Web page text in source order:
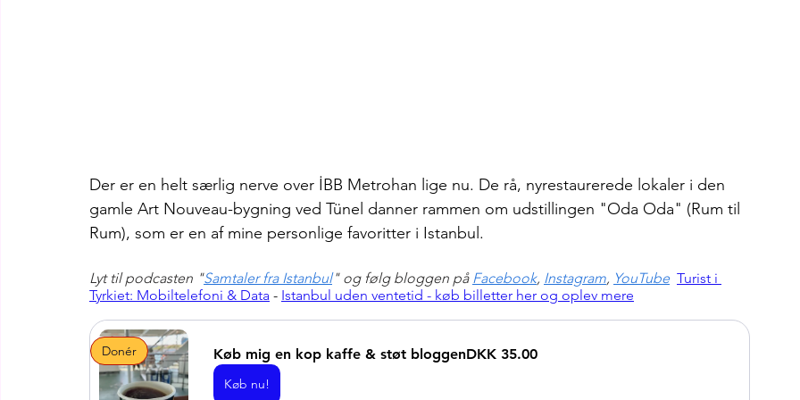
Der er en helt særlig nerve over İBB Metrohan lige nu. De rå, nyrestaurerede lokaler i den
gamle Art Nouveau-bygning ved Tünel danner rammen om udstillingen "Oda Oda" (Rum til
Rum), som er en af mine personlige favoritter i Istanbul.
Lyt til podcasten "Samtaler fra Istanbul" og følg bloggen på Facebook, Instagram, YouTube Turist i
Tyrkiet: Mobiltelefoni & Data - Istanbul uden ventetid - køb billetter her og oplev mere
Donér Køb mig en kop kaffe & støt bloggenDKK 35.00
Køb nu!